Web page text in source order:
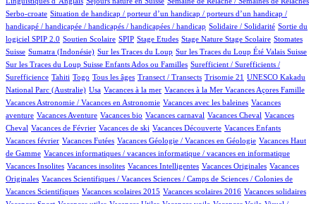
Serbo-croate
1/516
Situation de handicap / porteur d’un handicap / porteurs d’un handicap /
handicapé / handicapée / handicapés / handicapées / handicap
2/516 Solidaire / Solidarité
3/516
Sortie du
logiciel SPIP 2.0
22/516 Soutien Scolaire
3/516 SPIP
1/516 Stage Etudes
1/516 Stage Nature
2/516 Stage Scolaire
1/516 Stomates
74/516
Suisse
10/516Sumatra (Indonésie)
2/516 Sur les Traces du Loup
4/516 Sur les Traces du Loup Été Valais Suisse
3/516
Sur les Traces du Loup Suisse Enfants Ados ou Familles
1/516
Surefficient / Surefficients /
Surefficience
9/516 Tahiti
6/516 Togo
10/516 Tous les âges
32/516 Transect / Transects
1/516 Trisomie 21
1/516
UNESCO Kakadu
National Parc (Australie)
5/516 Usa
1/516 Vacances à la mer
1/516 Vacances à la Mer
1/516 Vacances Açores Famille
11/516
Vacances Astronomie / Vacances en Astronomie
1/516 Vacances avec les baleines
1/516
Vacances
aventure
2/516 Vacances Aventure
1/516 Vacances bio
1/516 Vacances carnaval
38/516 Vacances Cheval
1/516
Vacances
Cheval
15/516Vacances de Février
1/516 Vacances de ski
1/516 Vacances Découverte
10/516 Vacances Enfants
1/516
Vacances février
2/516 Vacances Futées
7/516 Vacances Géologie / Vacances en Géologie
1/516
Vacances Haut
de Gamme
1/516 Vacances informatiques / vacances informatique / vacances en informatique
1/516
Vacances Insolites
1/516 Vacances insolites
1/516 Vacances Intelligentes
2/516 Vacances Originales
1/516
Vacances
Originales
2/516
Vacances Scientifiques / Vacances Sciences / Camps de Sciences / Colonies de
Vacances Scientifiques
1/516 Vacances scolaires 2015
1/516 Vacances scolaires 2016
1/516 Vacances solidaires
1/516